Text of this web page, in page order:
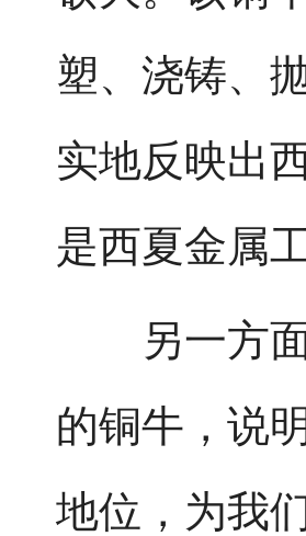
塑、浇铸、
实地反映出
是西夏金属
另一方面
的铜牛，说
地位，为我